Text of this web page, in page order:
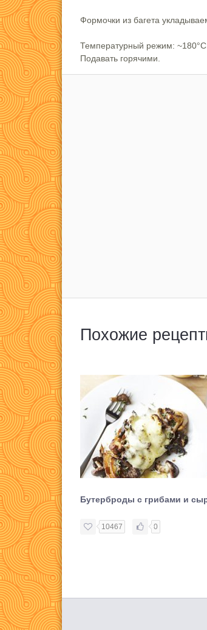
Формочки из багета
Температурный режим:
Подавать горячими.
Похожие
Бутерброды с грибами и
10467 0